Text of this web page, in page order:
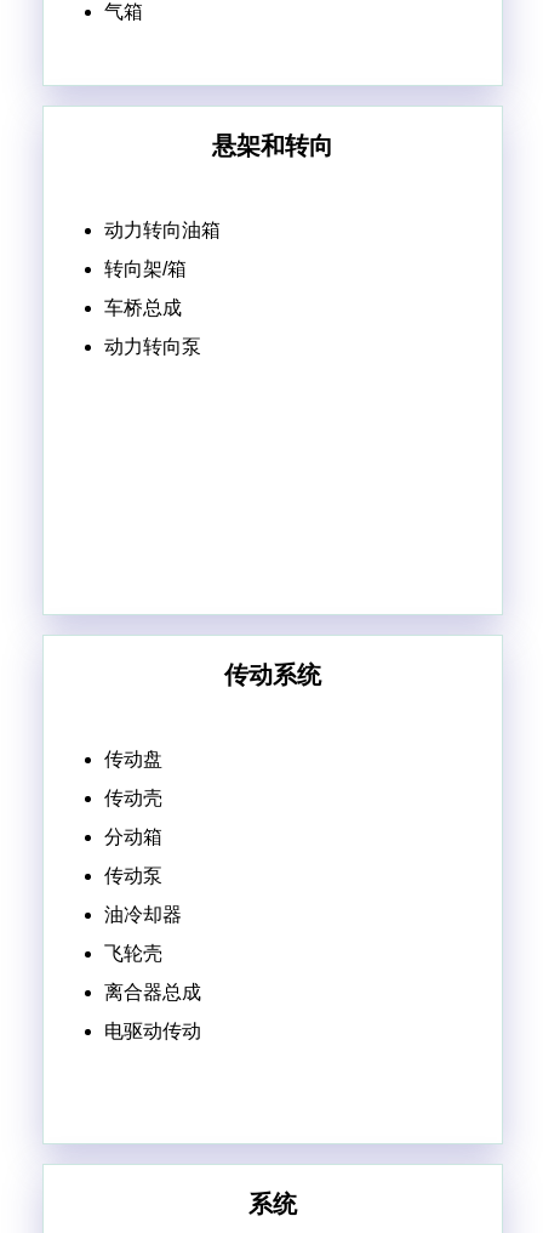
气箱
悬架和转向
动力转向油箱
转向架/箱
车桥总成
动力转向泵
传动系统
传动盘
传动壳
分动箱
传动泵
油冷却器
飞轮壳
离合器总成
电驱动传动
系统